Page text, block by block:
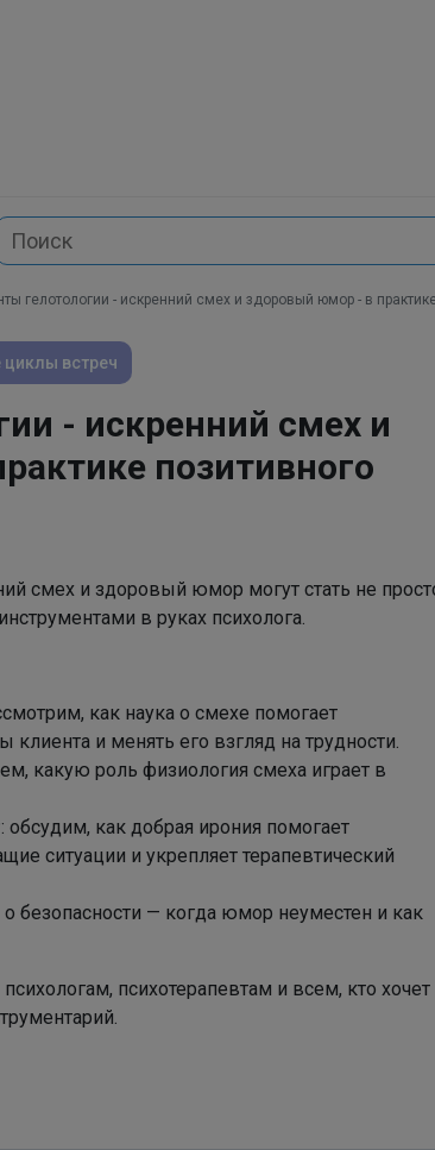
гелотологии - искренний смех и здоровый юмор - в
циклы встреч
- искренний смех и
позитивного
смех и здоровый юмор могут стать не
в руках психолога.
как наука о смехе помогает
клиента и менять его взгляд на трудности.
какую роль физиология смеха играет в
: обсудим, как добрая ирония помогает
ситуации и укрепляет терапевтический
безопасности — когда юмор неуместен и как
психотерапевтам и всем, кто хочет